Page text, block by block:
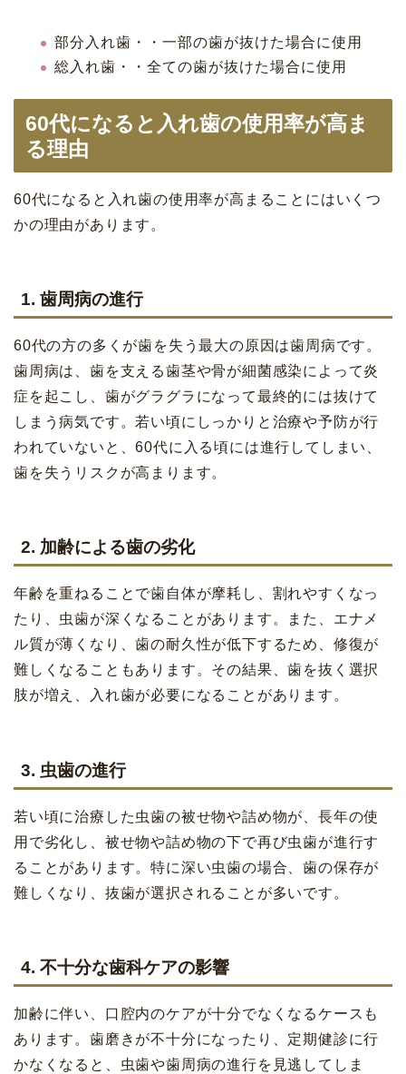
部分入れ歯・・一部の歯が抜けた場合に使用
総入れ歯・・全ての歯が抜けた場合に使用
60代になると入れ歯の使用率が高ま
る理由
60代になると入れ歯の使用率が高まることにはいくつ
かの理由があります。
1. 歯周病の進行
60代の方の多くが歯を失う最大の原因は歯周病です。
歯周病は、歯を支える歯茎や骨が細菌感染によって炎
症を起こし、歯がグラグラになって最終的には抜けて
しまう病気です。若い頃にしっかりと治療や予防が行
われていないと、60代に入る頃には進行してしまい、
歯を失うリスクが高まります。
2. 加齢による歯の劣化
年齢を重ねることで歯自体が摩耗し、割れやすくなっ
たり、虫歯が深くなることがあります。また、エナメ
ル質が薄くなり、歯の耐久性が低下するため、修復が
難しくなることもあります。その結果、歯を抜く選択
肢が増え、入れ歯が必要になることがあります。
3. 虫歯の進行
若い頃に治療した虫歯の被せ物や詰め物が、長年の使
用で劣化し、被せ物や詰め物の下で再び虫歯が進行す
ることがあります。特に深い虫歯の場合、歯の保存が
難しくなり、抜歯が選択されることが多いです。
4. 不十分な歯科ケアの影響
加齢に伴い、口腔内のケアが十分でなくなるケースも
あります。歯磨きが不十分になったり、定期健診に行
かなくなると、虫歯や歯周病の進行を見逃してしま